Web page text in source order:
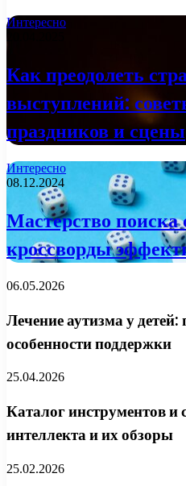
Интересно
Как преодолеть
выступлений:
праздников и сцены
Интересно
08.12.2024
Мастерство поиска
кроссворды
06.05.2026
Лечение аутизма у
особенности поддержки
25.04.2026
Каталог инструментов и
интеллекта и их обзоры
25.02.2026